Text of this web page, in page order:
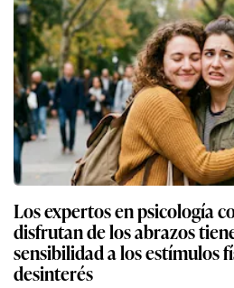
Los expertos en psicología
disfrutan de los abrazos
sensibilidad a los estímulos
desinterés